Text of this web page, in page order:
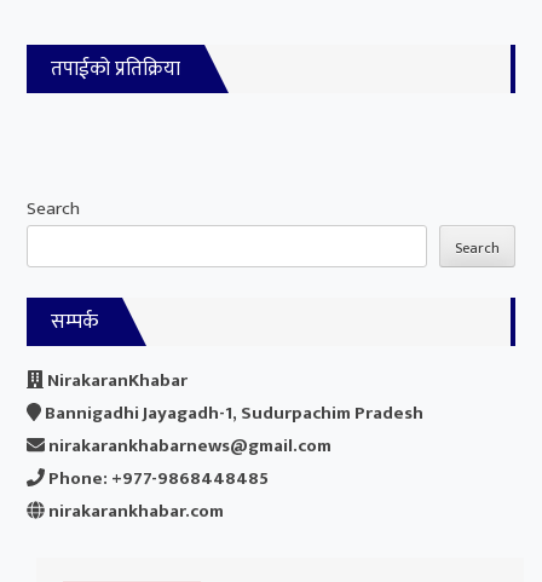
तपाईको प्रतिक्रिया
Search
Search
सम्पर्क
NirakaranKhabar
Bannigadhi Jayagadh-1, Sudurpachim Pradesh
nirakarankhabarnews@gmail.com
Phone: +977-9868448485
nirakarankhabar.com